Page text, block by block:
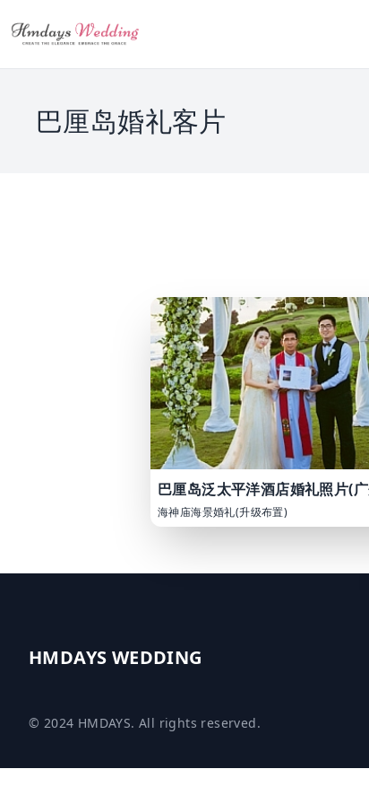
巴厘岛婚礼客片
海神庙海景婚礼(升级布置)
HMDAYS WEDDING
© 2024 HMDAYS. All rights reserved.